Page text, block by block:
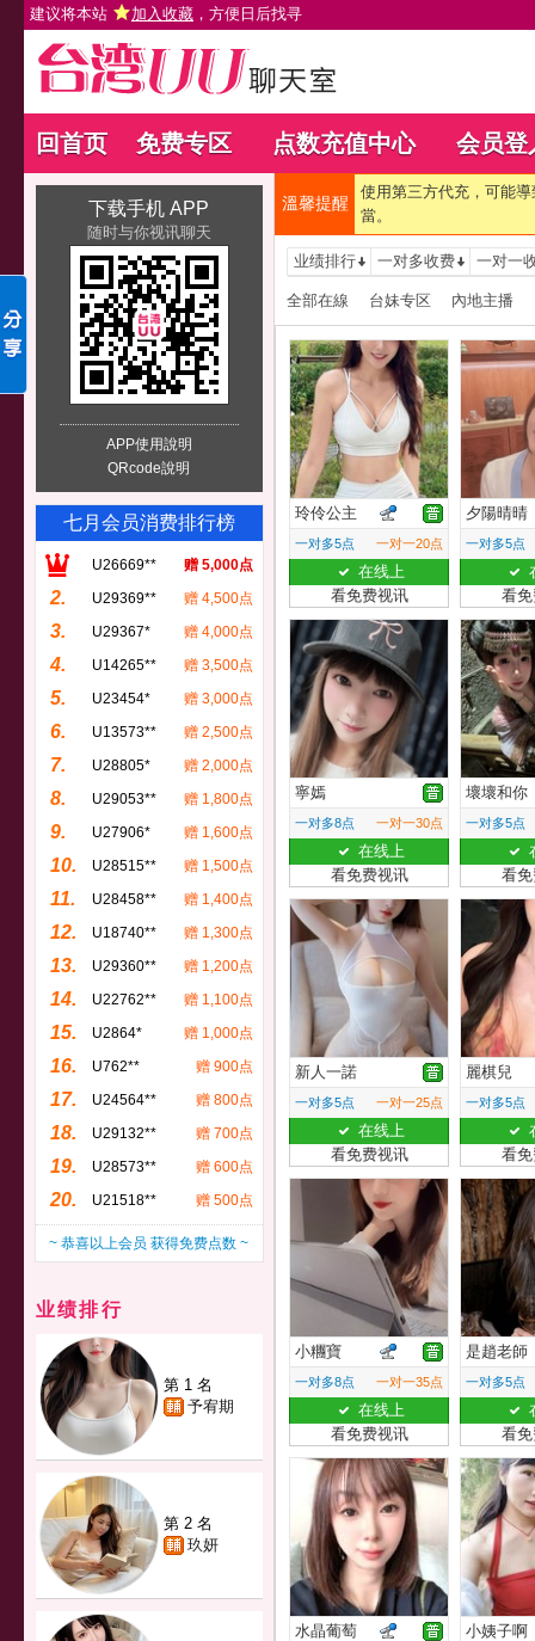
建议将本站 加入收藏 ，方便日后找寻
回首页 免费专区 点数充值中心 会员登
下载手机 APP
随时与你视讯聊天
APP使用說明
QRcode說明
七月会员消费排行榜
U26669** 赠 5,000点
2. U29369** 赠 4,500点
3. U29367* 赠 4,000点
4. U14265** 赠 3,500点
5. U23454* 赠 3,000点
6. U13573** 赠 2,500点
7. U28805* 赠 2,000点
8. U29053** 赠 1,800点
9. U27906* 赠 1,600点
10. U28515** 赠 1,500点
11. U28458** 赠 1,400点
12. U18740** 赠 1,300点
13. U29360** 赠 1,200点
14. U22762** 赠 1,100点
15. U2864* 赠 1,000点
16. U762** 赠 900点
17. U24564** 赠 800点
18. U29132** 赠 700点
19. U28573** 赠 600点
20. U21518** 赠 500点
~ 恭喜以上会员 获得免费点数 ~
业绩排行
第 1 名
予宥期
第 2 名
玖妍
溫馨提醒
使用第三方代充，可能
當。
业绩排行 一对多收费 一对一
全部在線 台妹专区 內地主播
玲伶公主
一对多5点 一对一20点
在线上
看免费视讯
夕陽晴晴
一对多5点
看
寧嫣
一对多8点 一对一30点
在线上
看免费视讯
壞壞和你
一对多5点
看
新人一諾
一对多5点 一对一25点
在线上
看免费视讯
麗棋兒
一对多5点
看
小糰寶
一对多8点 一对一35点
在线上
看免费视讯
是趙老師
一对多5点
看
水晶葡萄 小姨子啊